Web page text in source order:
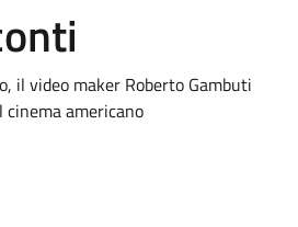
il video maker Roberto Gambuti
americano